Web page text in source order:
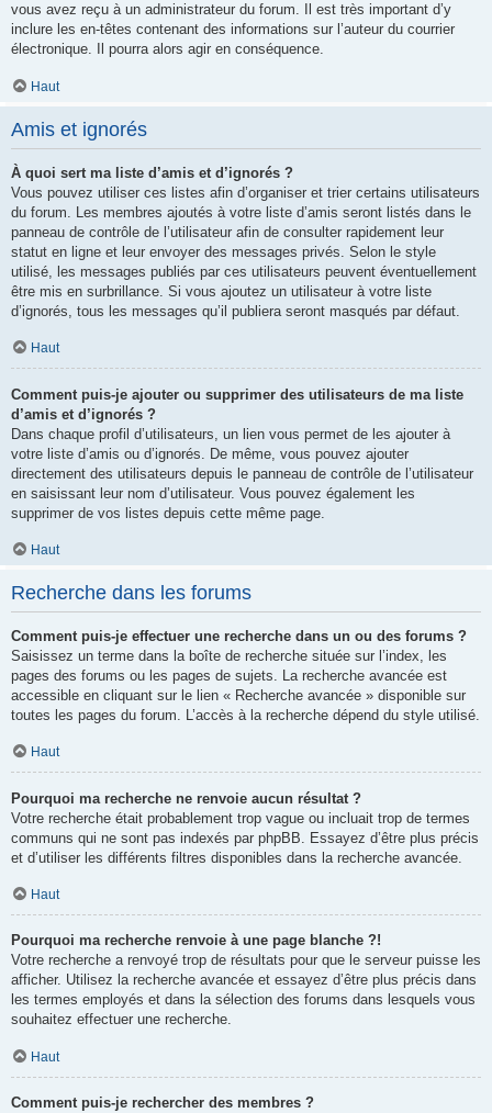
vous avez reçu à un administrateur du forum. Il est très important d’y
inclure les en-têtes contenant des informations sur l’auteur du courrier
électronique. Il pourra alors agir en conséquence.
Haut
Amis et ignorés
À quoi sert ma liste d’amis et d’ignorés ?
Vous pouvez utiliser ces listes afin d’organiser et trier certains utilisateurs
du forum. Les membres ajoutés à votre liste d’amis seront listés dans le
panneau de contrôle de l’utilisateur afin de consulter rapidement leur
statut en ligne et leur envoyer des messages privés. Selon le style
utilisé, les messages publiés par ces utilisateurs peuvent éventuellement
être mis en surbrillance. Si vous ajoutez un utilisateur à votre liste
d’ignorés, tous les messages qu’il publiera seront masqués par défaut.
Haut
Comment puis-je ajouter ou supprimer des utilisateurs de ma liste
d’amis et d’ignorés ?
Dans chaque profil d’utilisateurs, un lien vous permet de les ajouter à
votre liste d’amis ou d’ignorés. De même, vous pouvez ajouter
directement des utilisateurs depuis le panneau de contrôle de l’utilisateur
en saisissant leur nom d’utilisateur. Vous pouvez également les
supprimer de vos listes depuis cette même page.
Haut
Recherche dans les forums
Comment puis-je effectuer une recherche dans un ou des forums ?
Saisissez un terme dans la boîte de recherche située sur l’index, les
pages des forums ou les pages de sujets. La recherche avancée est
accessible en cliquant sur le lien « Recherche avancée » disponible sur
toutes les pages du forum. L’accès à la recherche dépend du style utilisé.
Haut
Pourquoi ma recherche ne renvoie aucun résultat ?
Votre recherche était probablement trop vague ou incluait trop de termes
communs qui ne sont pas indexés par phpBB. Essayez d’être plus précis
et d’utiliser les différents filtres disponibles dans la recherche avancée.
Haut
Pourquoi ma recherche renvoie à une page blanche ?!
Votre recherche a renvoyé trop de résultats pour que le serveur puisse les
afficher. Utilisez la recherche avancée et essayez d’être plus précis dans
les termes employés et dans la sélection des forums dans lesquels vous
souhaitez effectuer une recherche.
Haut
Comment puis-je rechercher des membres ?